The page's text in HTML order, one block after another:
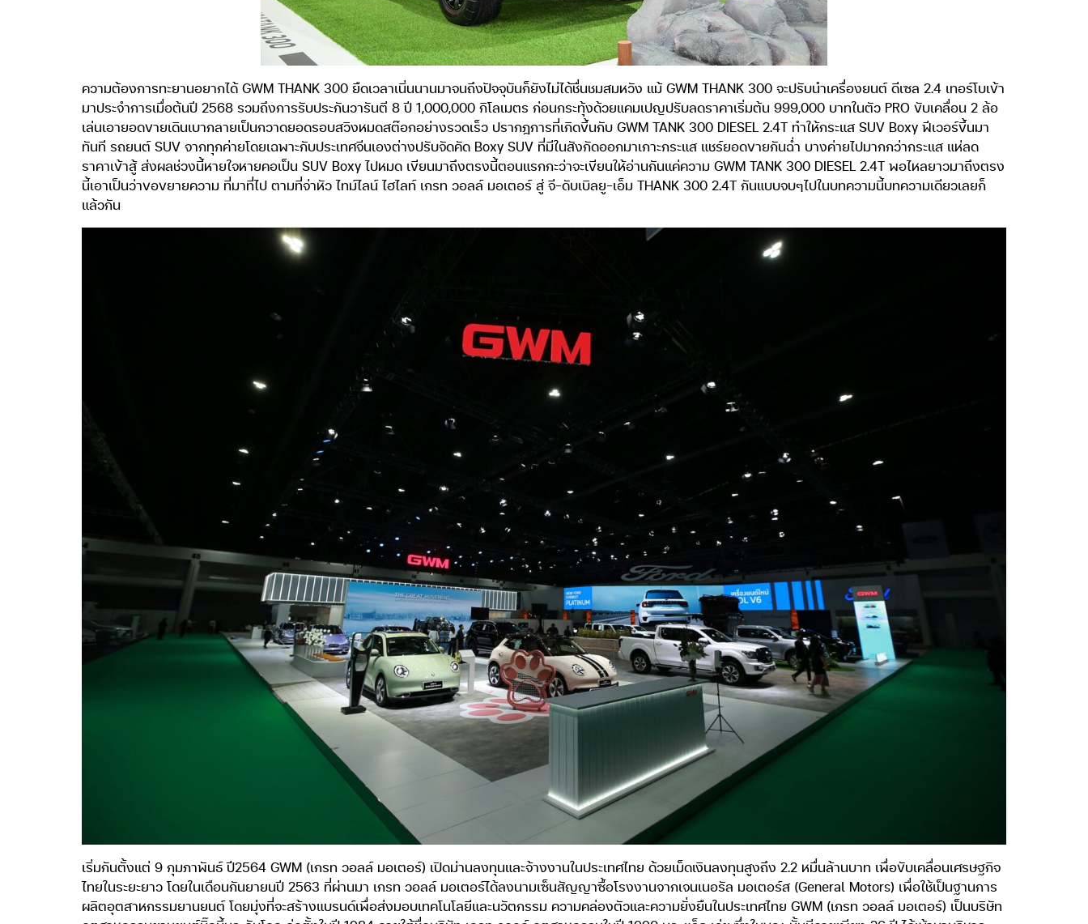
ความต้องการทะยานอยากได้ GWM THANK 300 ยืดเวลาเนิ่นนานมาจนถึงปัจจุบันก็ยังไม่ได้ชื่นชมสมหวัง แม้ GWM THANK 300 จะปรับนำเครื่องยนต์ ดีเซล 2.4 เทอร์โบเข้า
มาประจำการเมื่อต้นปี 2568 รวมถึงการรับประกันวารันตี 8 ปี 1,000,000 กิโลเมตร ก่อนกระทุ้งด้วยแคมเปญปรับลดราคาเริ่มต้น 999,000 บาทในตัว PRO ขับเคลื่อน 2 ล้อ
เล่นเอายอดขายเดินเบากลายเป็นกวาดยอดรอบสวิงหมดสต๊อกอย่างรวดเร็ว ปรากฎการที่เกิดขึ้นกับ GWM TANK 300 DIESEL 2.4T ทำให้กระแส SUV Boxy ฟีเวอร์ขึ้นมา
ทันที รถยนต์ SUV จากทุกค่ายโดยเฉพาะกับประเทศจีนเองต่างปรับจัดคัด Boxy SUV ที่มีในสังกัดออกมาเกาะกระแส แชร์ยอดขายกันฉ่ำ บางค่ายไปมากกว่ากระแส แห่ลด
ราคาเข้าสู้ ส่งผลช่วงนี้หายใจหายคอเป็น SUV Boxy ไปหมด เขียนมาถึงตรงนี้ตอนแรกกะว่าจะเขียนให้อ่านกันแค่ความ GWM TANK 300 DIESEL 2.4T พอไหลยาวมาถึงตรง
นี้เอาเป็นว่าขอขยายความ ที่มาที่ไป ตามที่จ่าหัว ไทม์ไลน์ ไฮไลท์ เกรท วอลล์ มอเตอร์ สู่ จี-ดับเบิลยู-เอ็ม THANK 300 2.4T กันแบบจบๆไปในบทความนี้บทความเดียวเลยก็
แล้วกัน
เริ่มกันตั้งแต่ 9 กุมภาพันธ์ ปี2564 GWM (เกรท วอลล์ มอเตอร์) เปิดม่านลงทุนและจ้างงานในประเทศไทย ด้วยเม็ดเงินลงทุนสูงถึง 2.2 หมื่นล้านบาท เพื่อขับเคลื่อนเศรษฐกิจ
ไทยในระยะยาว โดยในเดือนกันยายนปี 2563 ที่ผ่านมา เกรท วอลล์ มอเตอร์ได้ลงนามเซ็นสัญญาซื้อโรงงานจากเจนเนอรัล มอเตอร์ส (General Motors) เพื่อใช้เป็นฐานการ
ผลิตอุตสาหกรรมยานยนต์ โดยมุ่งที่จะสร้างแบรนด์เพื่อส่งมอบเทคโนโลยีและนวัตกรรม ความคล่องตัวและความยั่งยืนในประเทศไทย GWM (เกรท วอลล์ มอเตอร์) เป็นบริษัท